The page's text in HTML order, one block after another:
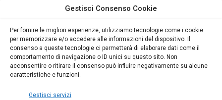
Gestisci Consenso Cookie
Per fornire le migliori esperienze, utilizziamo tecnologie come i cookie
per memorizzare e/o accedere alle informazioni del dispositivo. Il
consenso a queste tecnologie ci permetterà di elaborare dati come il
comportamento di navigazione o ID unici su questo sito. Non
acconsentire o ritirare il consenso può influire negativamente su alcune
caratteristiche e funzioni.
Gestisci servizi
scopri il Corso Blumatica
scopri il Corso Blumatica
Blumaticasu
Coordinatore della
Sicurezza: cosa è
richiesto per abilitazione
e aggiornamento